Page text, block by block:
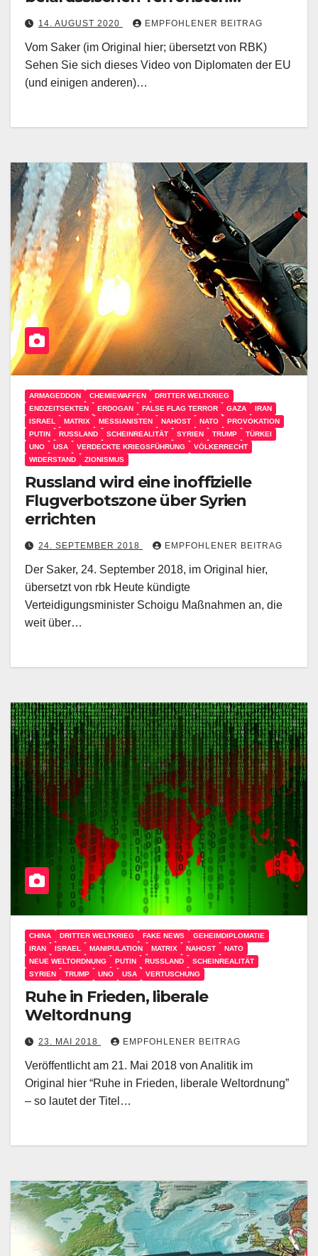
(+wichtige Entwicklung!)
14. AUGUST 2020 EMPFOHLENER BEITRAG
Vom Saker (im Original hier; übersetzt von RBK)
Sehen Sie sich dieses Video von Diplomaten der EU
(und einigen anderen)…
ARMAGEDDON CHEMIEWAFFEN
DRITTER WELTKRIEG
ENDZEITSEKTEN
ERDOGAN FALSE FLAG TERROR GAZA
IRAN
ISRAEL
MATRIX MESSIANISTEN NAHOST NATO
PROVOKATION
PUTIN
RUSSLAND SCHEINREALITÄT SYRIEN TRUMP
TÜRKEI
UNO
USA VERDECKTE KRIEGSFÜHRUNG
VÖLKERRECHT
WIDERSTAND
ZIONISMUS
Russland wird eine inoffizielle
Flugverbotszone über Syrien
errichten
24. SEPTEMBER 2018 EMPFOHLENER BEITRAG
Der Saker, 24. September 2018, im Original hier,
übersetzt von rbk Heute kündigte
Verteidigungsminister Schoigu Maßnahmen an, die
weit über…
CHINA DRITTER WELTKRIEG FAKE NEWS
GEHEIMDIPLOMATIE
IRAN
ISRAEL MANIPULATION MATRIX NAHOST
NATO
NEUE WELTORDNUNG
PUTIN RUSSLAND
SCHEINREALITÄT
SYRIEN
TRUMP UNO USA VERTUSCHUNG
Ruhe in Frieden, liberale
Weltordnung
23. MAI 2018 EMPFOHLENER BEITRAG
Veröffentlicht am 21. Mai 2018 von Analitik im
Original hier “Ruhe in Frieden, liberale Weltordnung”
– so lautet der Titel…